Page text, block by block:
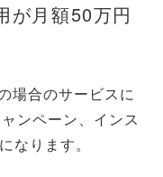
が月額50万円
場合のサービスに
ンペーン、インス
なります。